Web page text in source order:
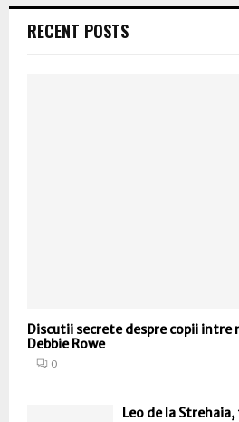
RECENT POSTS
Discutii secrete despre copii intre
Debbie Rowe
0
Leo de la